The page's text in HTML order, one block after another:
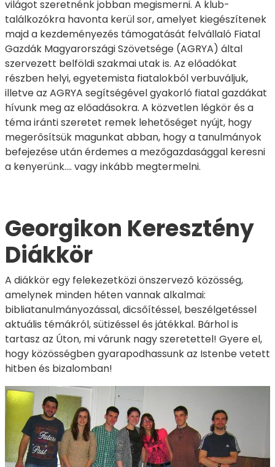
világot szeretnénk jobban megismerni. A klub-
találkozókra havonta kerül sor, amelyet kiegészítenek
majd a kezdeményezés támogatását felvállaló Fiatal
Gazdák Magyarországi Szövetsége (AGRYA) által
szervezett belföldi szakmai utak is. Az előadókat
részben helyi, egyetemista fiatalokból verbuváljuk,
illetve az AGRYA segítségével gyakorló fiatal gazdákat
hívunk meg az előadásokra. A közvetlen légkör és a
téma iránti szeretet remek lehetőséget nyújt, hogy
megerősítsük magunkat abban, hogy a tanulmányok
befejezése után érdemes a mezőgazdasággal keresni
a kenyerünk…. vagy inkább megtermelni.
Georgikon Keresztény
Diákkör
A diákkör egy felekezetközi önszervező közösség,
amelynek minden héten vannak alkalmai:
bibliatanulmányozással, dicsőítéssel, beszélgetéssel
aktuális témákról, sütizéssel és játékkal. Bárhol is
tartasz az Úton, mi várunk nagy szeretettel! Gyere el,
hogy közösségben gyarapodhassunk az Istenbe vetett
hitben és bizalomban!